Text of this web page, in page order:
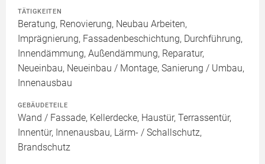
TÄTIGKEITEN
Beratung, Renovierung, Neubau Arbeiten,
Imprägnierung, Fassadenbeschichtung, Durchführung,
Innendämmung, Außendämmung, Reparatur,
Neueinbau, Neueinbau / Montage, Sanierung / Umbau,
Innenausbau
GEBÄUDETEILE
Wand / Fassade, Kellerdecke, Haustür, Terrassentür,
Innentür, Innenausbau, Lärm- / Schallschutz,
Brandschutz